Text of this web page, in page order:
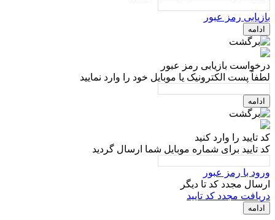
بازیابی رمز عبور
ادامه
درخواست بازیابی رمز عبور
لطفاً پست الکترونیک یا موبایل خود را وارد نمایید
ادامه
کد تایید را وارد کنید
کد تایید برای شماره موبایل شما ارسال گردید
ورود با رمز عبور
ارسال مجدد کد تا دیگر
دریافت مجدد کد تایید
ادامه